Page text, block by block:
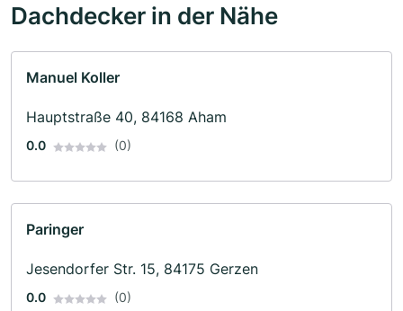
Dachdecker in der Nähe
Manuel Koller
Hauptstraße 40, 84168 Aham
0.0 (0)
Paringer
Jesendorfer Str. 15, 84175 Gerzen
0.0 (0)